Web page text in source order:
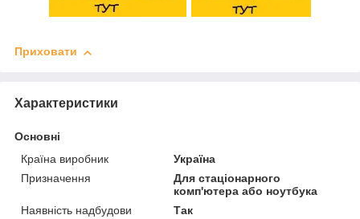
Приховати
Характеристики
Основні
Країна виробник
Україна
Призначення
Для стаціонарного
комп'ютера або ноутбука
Наявність надбудови
Так